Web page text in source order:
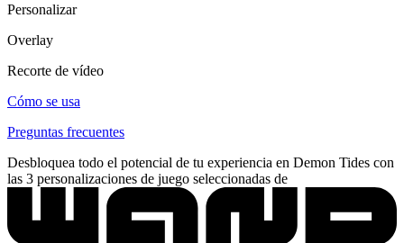
Personalizar
Overlay
Recorte de vídeo
Cómo se usa
Preguntas frecuentes
Desbloquea todo el potencial de tu experiencia en Demon Tides con
las 3 personalizaciones de juego seleccionadas de